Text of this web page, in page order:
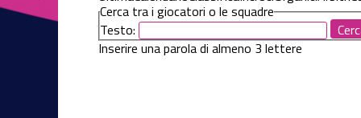
Cerca tra i giocatori o le squadre
Testo:
Inserire una parola di almeno 3 lettere